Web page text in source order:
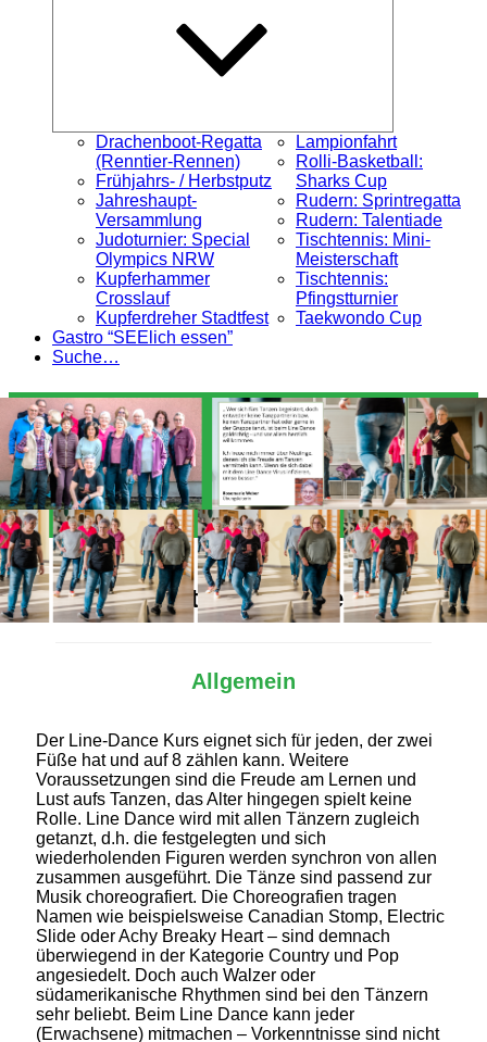
Drachenboot-Regatta
(Renntier-Rennen)
Frühjahrs- / Herbstputz
Jahreshaupt-
Versammlung
Judoturnier: Special
Olympics NRW
Kupferhammer
Crosslauf
Kupferdreher Stadtfest
Lampionfahrt
Rolli-Basketball:
Sharks Cup
Rudern: Sprintregatta
Rudern: Talentiade
Tischtennis: Mini-
Meisterschaft
Tischtennis:
Pfingstturnier
Taekwondo Cup
Gastro “SEElich essen”
Suche…
Alles Wichtige auf einen Blick
Allgemein
Der Line-Dance Kurs eignet sich für jeden, der zwei
Füße hat und auf 8 zählen kann. Weitere
Voraussetzungen sind die Freude am Lernen und
Lust aufs Tanzen, das Alter hingegen spielt keine
Rolle. Line Dance wird mit allen Tänzern zugleich
getanzt, d.h. die festgelegten und sich
wiederholenden Figuren werden synchron von allen
zusammen ausgeführt. Die Tänze sind passend zur
Musik choreografiert. Die Choreografien tragen
Namen wie beispielsweise Canadian Stomp, Electric
Slide oder Achy Breaky Heart – sind demnach
überwiegend in der Kategorie Country und Pop
angesiedelt. Doch auch Walzer oder
südamerikanische Rhythmen sind bei den Tänzern
sehr beliebt. Beim Line Dance kann jeder
(Erwachsene) mitmachen – Vorkenntnisse sind nicht